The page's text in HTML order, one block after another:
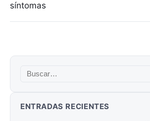
síntomas
Buscar:
ENTRADAS RECIENTES